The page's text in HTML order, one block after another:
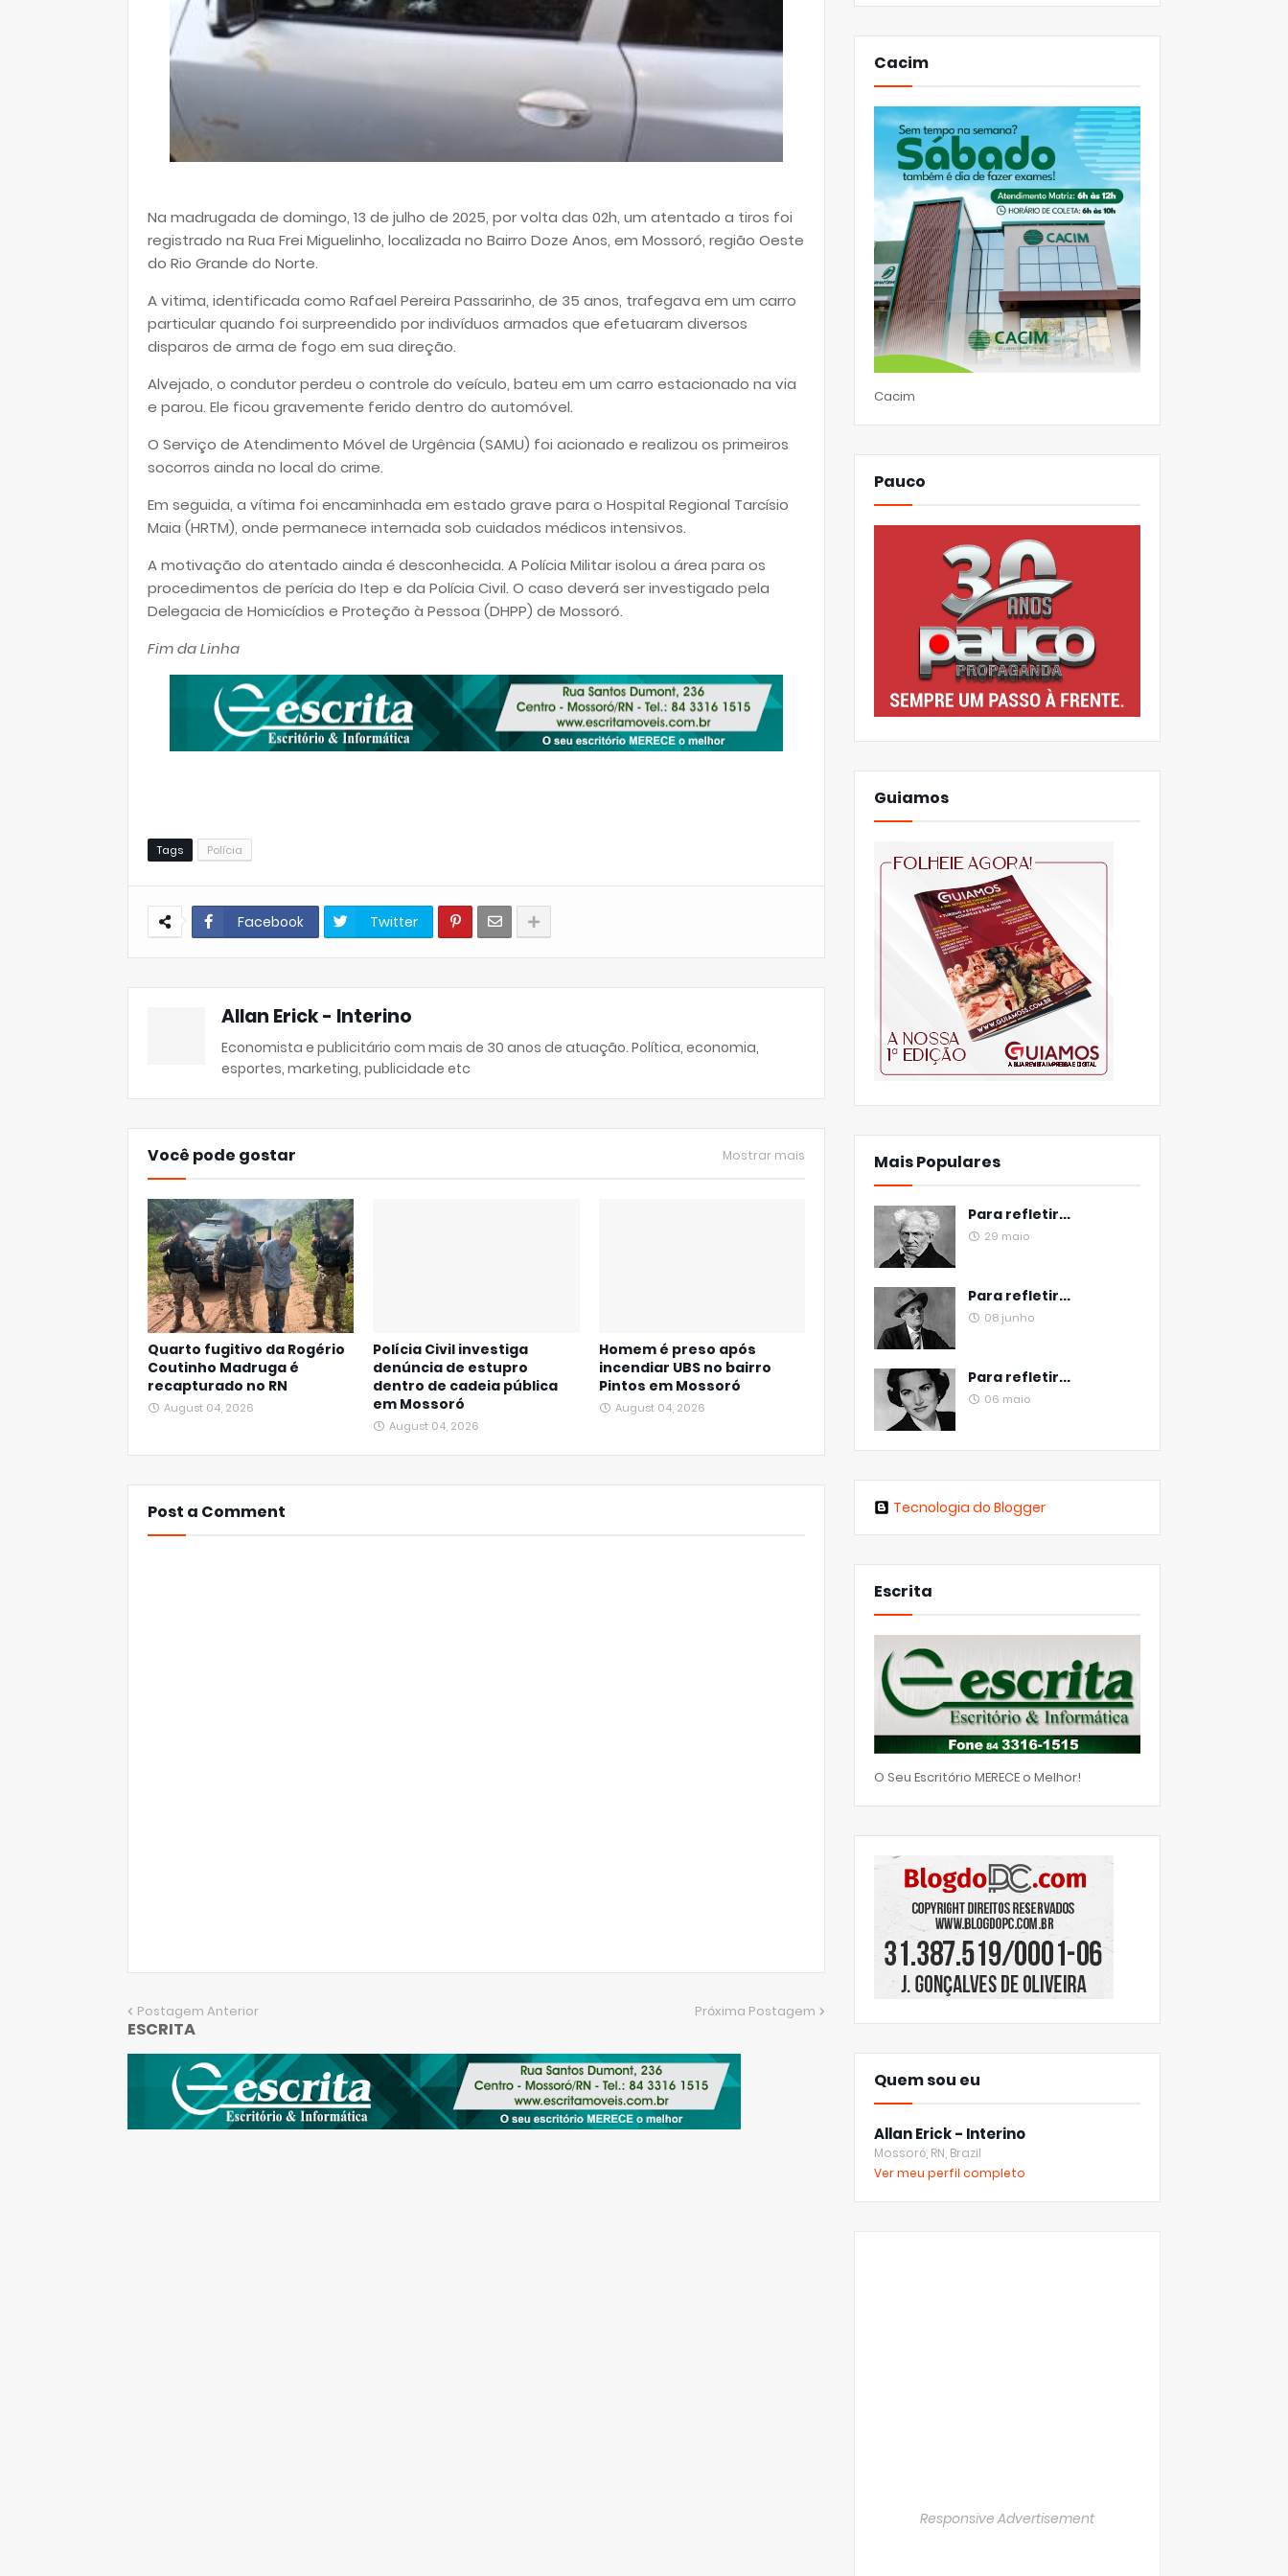
Na madrugada de domingo, 13 de julho de 2025, por volta das 02h, um atentado a tiros foi
registrado na Rua Frei Miguelinho, localizada no Bairro Doze Anos, em Mossoró, região Oeste
do Rio Grande do Norte.
A vitima, identificada como Rafael Pereira Passarinho, de 35 anos, trafegava em um carro
particular quando foi surpreendido por indivíduos armados que efetuaram diversos
disparos de arma de fogo em sua direção.
Alvejado, o condutor perdeu o controle do veículo, bateu em um carro estacionado na via
e parou. Ele ficou gravemente ferido dentro do automóvel.
O Serviço de Atendimento Móvel de Urgência (SAMU) foi acionado e realizou os primeiros
socorros ainda no local do crime.
Em seguida, a vítima foi encaminhada em estado grave para o Hospital Regional Tarcísio
Maia (HRTM), onde permanece internada sob cuidados médicos intensivos.
A motivação do atentado ainda é desconhecida. A Polícia Militar isolou a área para os
procedimentos de perícia do Itep e da Polícia Civil. O caso deverá ser investigado pela
Delegacia de Homicídios e Proteção à Pessoa (DHPP) de Mossoró.
Fim da Linha
Tags Polícia
Facebook Twitter
Allan Erick - Interino
Economista e publicitário com mais de 30 anos de atuação. Política, economia,
esportes, marketing, publicidade etc
Você pode gostar Mostrar mais
Quarto fugitivo da Rogério
Coutinho Madruga é
recapturado no RN
August 04, 2026
Polícia Civil investiga
denúncia de estupro
dentro de cadeia pública
em Mossoró
August 04, 2026
Homem é preso após
incendiar UBS no bairro
Pintos em Mossoró
August 04, 2026
Post a Comment
Postagem Anterior Próxima Postagem
ESCRITA
Cacim
Cacim
Pauco
Guiamos
Mais Populares
Para refletir...
29 maio
Para refletir...
08 junho
Para refletir...
06 maio
Tecnologia do Blogger
Escrita
O Seu Escritório MERECE o Melhor!
Quem sou eu
Allan Erick - Interino
Mossoró, RN, Brazil
Ver meu perfil completo
Responsive Advertisement